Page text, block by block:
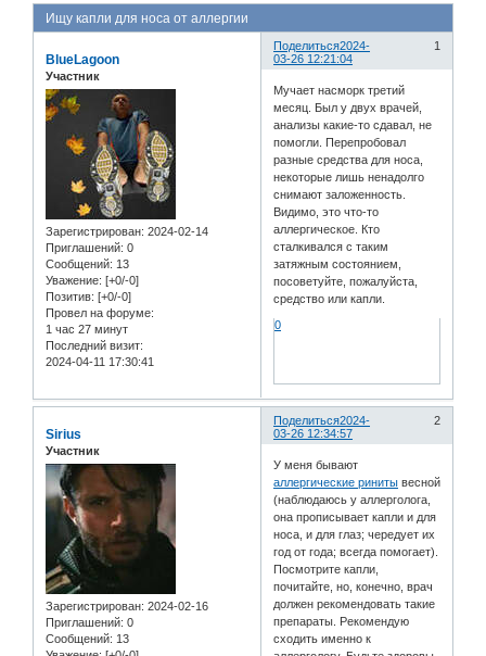
Ищу капли для носа от аллергии
Поделиться 1
2024-
03-26 12:21:04
BlueLagoon
Участник
Зарегистрирован: 2024-02-14
Приглашений: 0
Сообщений: 13
Уважение: [+0/-0]
Позитив: [+0/-0]
Провел на форуме:
1 час 27 минут
Последний визит:
2024-04-11 17:30:41
Мучает насморк третий
месяц. Был у двух врачей,
анализы какие-то сдавал, не
помогли. Перепробовал
разные средства для носа,
некоторые лишь ненадолго
снимают заложенность.
Видимо, это что-то
аллергическое. Кто
сталкивался с таким
затяжным состоянием,
посоветуйте, пожалуйста,
средство или капли.
0
Поделиться 2
2024-
03-26 12:34:57
Sirius
Участник
Зарегистрирован: 2024-02-16
Приглашений: 0
Сообщений: 13
У меня бывают
аллергические риниты весной
(наблюдаюсь у аллерголога,
она прописывает капли и для
носа, и для глаз; чередует их
год от года; всегда помогает).
Посмотрите капли,
почитайте, но, конечно, врач
должен рекомендовать такие
препараты. Рекомендую
сходить именно к